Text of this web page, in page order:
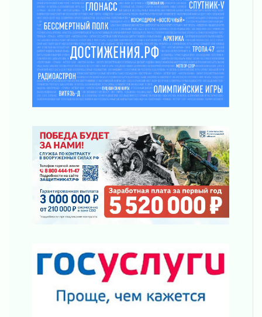
ликвидировали 10 пожаров
03 августа 2026
Клюква наливается, но в корзинку пока не
просится
03 августа 2026
Строительные компании Ленобласти
подняли зарплаты почти на 40% за год
03 августа 2026
Ленинградской области
03 августа 2026
Уроки безопасности для детей и взрослых
03 августа 2026
Ленобласть отмечает День Воздушно-
десантных войск
02 августа 2026
Ленобласть отметила заслуги жителей перед
регионом и страной
Ладога — не пруд
02 августа 2026